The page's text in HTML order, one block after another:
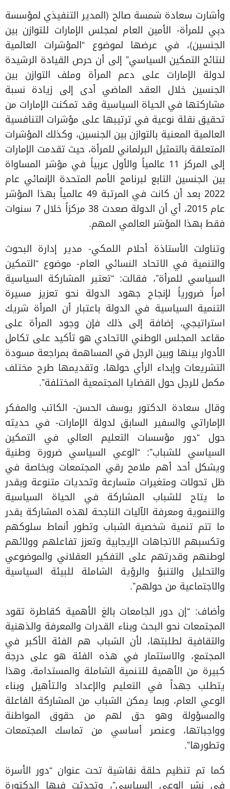
وأشارت سعادة شمسة صالح (المدير التنفيذي لمؤسسة
دبي للمرأة- الأمين العام لمجلس الإمارات للتوازن بين
الجنسين)، في عرضها لموضوع “المؤشرات العالمية
لنتائج التمكين السياسي” إلى أن حرص القيادة الرشيدة
لدولة الإمارات على دعم المرأة وملف التوازن بين
الجنسين خلال العقد الماضي أدى إلى زيادة نسبة
مشاركتها في الحياة السياسية وقد تمكنت الإمارات من
تحقيق نقلة نوعية في ترتيبها على مؤشرات التنافسية
العالمية المعنية بالتوازن بين الجنسين، وكذلك المؤشرات
المتعلقة بالتمثيل البرلماني للمرأة، حيث تقدمت الإمارات
إلى المركز 11 عالمياً والأول عربياً في مؤشر المساواة
بين الجنسين التابع لبرنامج الأمم المتحدة الإنمائي عام
2022 بعد أن كانت في المرتبة 49 عالمياً بهذا المؤشر
عام 2015، أي أن الدولة صعدت 38 مركزاً خلال 7 سنوات
فقط بهذا المؤشر العالمي المهم.
وتناولت الأستاذة أحلام اللمكي- مدير إدارة البحوث
والتنمية في الاتحاد النسائي العام- موضوع “التمكين
السياسي للمرأة”، فقالت: “تعتبر المشاركة السياسية
أمراً ضرورياً لإنجاح جهود الدولة نحو تعزيز مسيرة
التنمية السياسية في الدولة باعتبار أن المرأة شريك
استراتيجي، إضافة إلى ذلك فإن وجود المرأة على
مقاعد المجلس الوطني الاتحادي هو تأكيد على تكامل
الأدوار بينها وبين الرجل في المساهمة بمراجعة مسودة
التشريعات وإبداء الرأي حولها، وتقديمها طرح مختلف
مكمل للرجل حول القضايا المجتمعية المختلفة”.
وقال سعادة الدكتور يوسف الحسن- الكاتب والمفكر
الإماراتي والسفير السابق لدولة الإمارات- في حديثه
حول “دور مؤسسات التعليم العالي في التمكين
السياسي للشباب”: “الوعي السياسي ضرورة وطنية
ويشكل أحد أهم ملامح رقي المجتمعات وبخاصة في
ظل تحولات ومتغيرات متسارعة وتحديات متنوعة وبقدر
ما يتاح للشباب المشاركة في الحياة السياسية
والتنموية ومعرفة الآليات الناجحة لهذه المشاركة بقدر
ما تتم تنمية شخصية الشباب وتطور أنماط سلوكهم
وتكسبهم الاتجاهات الإيجابية وتعزز تفاعلهم وولائهم
لوطنهم وقدرتهم على التفكير العقلاني والموضوعي
والتحليل والتنبؤ والرؤية الشاملة للبيئة السياسية
والاجتماعية من حولهم”.
وأضاف: “إن دور الجامعات بالغ الأهمية كقاطرة تقود
المجتمعات نحو البحث وبناء القدرات والمعرفة والذهنية
والثقافية لطلبتها، لأن الشباب هم الفئة الأكبر في
المجتمع، والاستثمار في هذه الفئة هو على درجة
كبيرة من الأهمية للتنمية الشاملة والمستدامة، وهذا
يتطلب جهداً في التعليم والإعداد والـتأهيل وبناء
الوعي العام، وبما يمكن الشباب من المشاركة الفاعلة
والمسؤولة وهو حق لهم من حقوق المواطنة
وواجباتها، وعنصر أساسي من تماسك المجتمعات
وتطورها”.
كما تم تنظيم حلقة نقاشية تحت عنوان “دور الأسرة